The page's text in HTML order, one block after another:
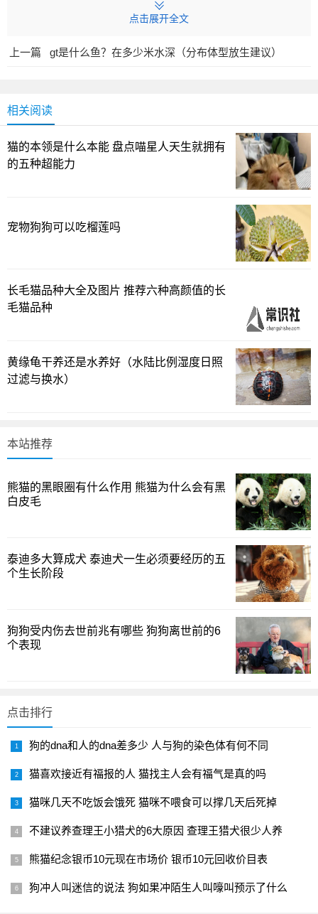
身为养鱼达人，多年的经验告诉我，选对品种比什么都
重要。对初学者来说，最省心的，是那些耐温、耐养、对水
质兼容性强的冷水鱼。它们不需要复杂的加热设备，常温条
件下也能稳定成长；喂养也不必太过繁琐，偶有失手也不至
于全盘崩盘。像草金鱼、鳑鲏鱼、白云金丝鱼、青鳉、黄金
泥鳅、清道夫等，都是这类“皮实”标签下的典型代表。草金鱼
体质强健，适应面广，杂食性强，繁殖能力也很高；鳑鲏鱼
以金属光泽和背鳍、尾鳍的柔和光晕著称，水温波动区间
色；青鳉耐寒、在5–35℃的区间都能活跃；黄金泥鳅作为缸
底清洁的“常备军”，对水质要求低，日常管理相对宽松；清道
夫则是不可多得的缸清洁工，能稳定帮助控制藻类与残食。
选择这些品种，先给自己一个低门槛的起点。
低维护的冷水鱼选择与喂养
原则：每天定时、适量，三分钟内吃完就好，超出部分易污
染水质。换水不是越多越好，而是要有节制，一周换水1/3左
右，既能维持水质，又不让鱼群因为骤变而产生压力。像青
鳉和草金鱼这样的品种，对新手来说尤其友好——它们在日
常管理中对水温、pH和含氧量的容忍度都相对宽松。你是否
也发现，当喂食规律、换水稳定后，鱼的活力、颜色甚至繁
往就能达到相对干净而健康的水环境。
冬夏温差中的冷水鱼养护要点
温度管理上更具容错性。多种冷水鱼能耐受0–40℃的温差，
在不同季节转换时仍能保持活跃状态。核心要点，是避免温
强烈日照直射造成局部水温急升。若你所在地区季节变化明
显，可以在冬季前后做小幅度的水温调控，确保夜间与白天
点击展开全文
上一篇 gt是什么鱼？在多少米水深（分布体型放生建议）
相关阅读
猫的本领是什么本能 盘点喵星人天生就拥有
的五种超能力
宠物狗狗可以吃榴莲吗
长毛猫品种大全及图片 推荐六种高颜值的长
毛猫品种
黄缘龟干养还是水养好（水陆比例湿度日照
过滤与换水）
本站推荐
熊猫的黑眼圈有什么作用 熊猫为什么会有黑
白皮毛
泰迪多大算成犬 泰迪犬一生必须要经历的五
个生长阶段
狗狗受内伤去世前兆有哪些 狗狗离世前的6
个表现
点击排行
狗的dna和人的dna差多少 人与狗的染色体有何不同
猫喜欢接近有福报的人 猫找主人会有福气是真的吗
猫咪几天不吃饭会饿死 猫咪不喂食可以撑几天后死掉
不建议养查理王小猎犬的6大原因 查理王猎犬很少人养
熊猫纪念银币10元现在市场价 银币10元回收价目表
狗冲人叫迷信的说法 狗如果冲陌生人叫嚎叫预示了什么